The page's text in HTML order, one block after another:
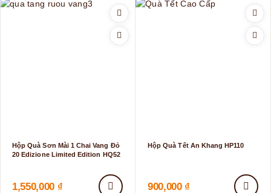
Hộp Quà Sơn Mài 1 Chai Vang Đỏ
20 Edizione Limited Edition HQ52
1,550,000 ₫
Hộp Quà Tết An Khang HP110
900,000 ₫